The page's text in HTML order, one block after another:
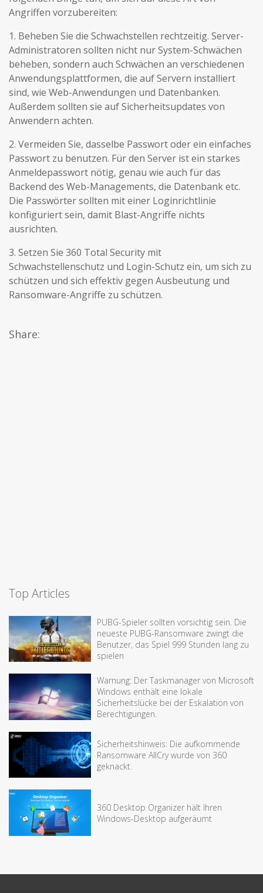
Angriffen vorzubereiten:
1. Beheben Sie die Schwachstellen rechtzeitig. Server-
Administratoren sollten nicht nur System-Schwächen
beheben, sondern auch Schwächen an verschiedenen
Anwendungsplattformen, die auf Servern installiert
sind, wie Web-Anwendungen und Datenbanken.
Außerdem sollten sie auf Sicherheitsupdates von
Anwendern achten.
2. Vermeiden Sie, dasselbe Passwort oder ein einfaches
Passwort zu benutzen. Für den Server ist ein starkes
Anmeldepasswort nötig, genau wie auch für das
Backend des Web-Managements, die Datenbank etc.
Die Passwörter sollten mit einer Loginrichtlinie
konfiguriert sein, damit Blast-Angriffe nichts
ausrichten.
3. Setzen Sie 360 Total Security mit
Schwachstellenschutz und Login-Schutz ein, um sich zu
schützen und sich effektiv gegen Ausbeutung und
Ransomware-Angriffe zu schützen.
Share:
Top Articles
PUBG-Spieler sollten vorsichtig sein. Die
neueste PUBG-Ransomware zwingt die
Benutzer, das Spiel 999 Stunden lang zu
spielen
Warnung: Der Taskmanager von Microsoft
Windows enthält eine lokale
Sicherheitslücke bei der Eskalation von
Berechtigungen.
Sicherheitshinweis: Die aufkommende
Ransomware AllCry wurde von 360
geknackt.
360 Desktop Organizer hält Ihren
Windows-Desktop aufgeräumt